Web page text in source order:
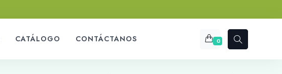
CATÁLOGO CONTÁCTANOS 0